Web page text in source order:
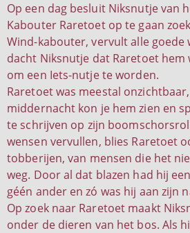
Op een dag besluit Niksnutje van
Kabouter Raretoet op te gaan
Wind-kabouter, vervult alle goede
dacht Niksnutje dat Raretoet hem
om een Iets-nutje te worden.
Raretoet was meestal
middernacht kon je hem zien en
te schrijven op zijn
wensen vervullen, blies Raretoet
tobberijen, van mensen die het
weg. Door al dat blazen had hij
géén ander en zó was hij aan zijn
Op zoek naar Raretoet maakt
onder de dieren van het bos. Als